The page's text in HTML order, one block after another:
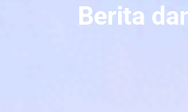
Berita